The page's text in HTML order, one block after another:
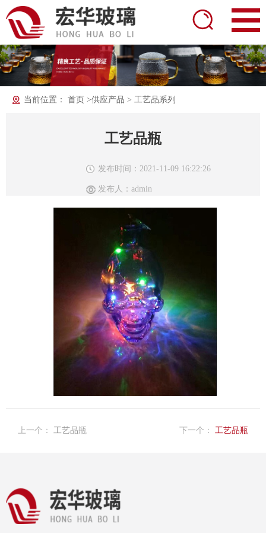
当前位置： 首页 >供应产品 > 工艺品系列
工艺品瓶
发布时间：2021-11-09 16:22:26
发布人：admin
上一个： 工艺品瓶 下一个： 工艺品瓶